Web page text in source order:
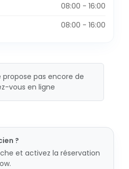
08:00 - 16:00
08:00 - 16:00
pas encore de
vous en ligne
?
et activez la réservation